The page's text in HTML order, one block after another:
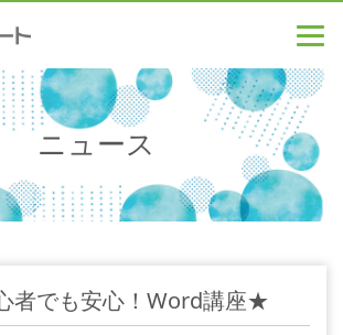
ニュース
者でも安心！Word講座★